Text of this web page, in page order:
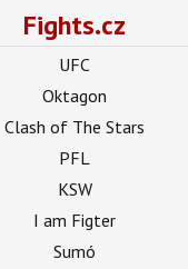
Fights.cz
UFC
Oktagon
Clash of The Stars
PFL
KSW
I am Figter
Sumó